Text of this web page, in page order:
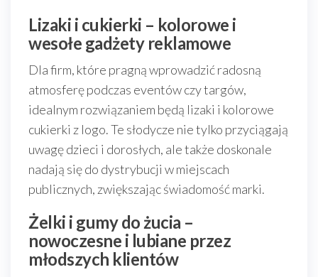
Lizaki i cukierki – kolorowe i
wesołe gadżety reklamowe
Dla firm, które pragną wprowadzić radosną
atmosferę podczas eventów czy targów,
idealnym rozwiązaniem będą lizaki i kolorowe
cukierki z logo. Te słodycze nie tylko przyciągają
uwagę dzieci i dorosłych, ale także doskonale
nadają się do dystrybucji w miejscach
publicznych, zwiększając świadomość marki.
Żelki i gumy do żucia –
nowoczesne i lubiane przez
młodszych klientów